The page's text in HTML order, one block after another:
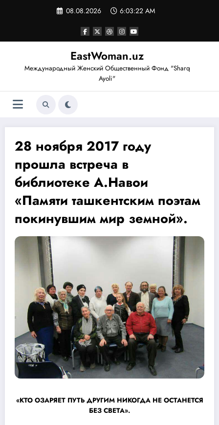
08.08.2026 6:03:22 AM
EastWoman.uz
Международный Женский Общественный Фонд "Sharq
Ayoli"
28 ноября 2017 году
прошла встреча в
библиотеке А.Навои
«Памяти ташкентским поэтам
покинувшим мир земной».
«КТО ОЗАРЯЕТ ПУТЬ ДРУГИМ НИКОГДА НЕ ОСТАНЕТСЯ
БЕЗ СВЕТА».